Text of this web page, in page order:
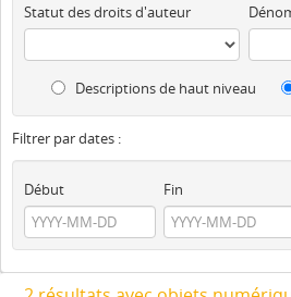
Statut des droits d'auteur
Descriptions de haut niveau
Filtrer par dates :
Début Fin